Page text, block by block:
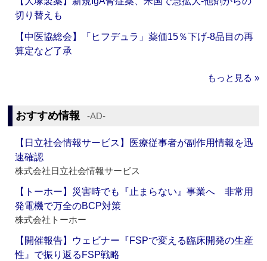
切り替えも
【中医協総会】「ヒフデュラ」薬価15％下げ‐8品目の再
算定など了承
もっと見る »
おすすめ情報 ‐AD‐
【日立社会情報サービス】医療従事者が副作用情報を迅
速確認
株式会社日立社会情報サービス
【トーホー】災害時でも『止まらない』事業へ 非常用
発電機で万全のBCP対策
株式会社トーホー
【開催報告】ウェビナー『FSPで変える臨床開発の生産
性』で振り返るFSP戦略